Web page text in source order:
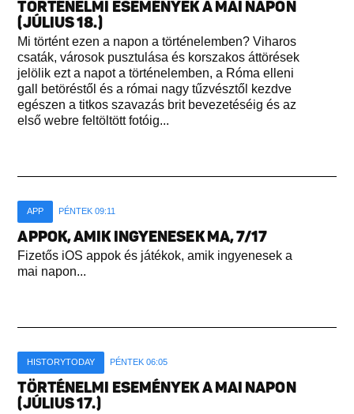
TÖRTÉNELMI ESEMÉNYEK A MAI NAPON
(JÚLIUS 18.)
Mi történt ezen a napon a történelemben? Viharos
csaták, városok pusztulása és korszakos áttörések
jelölik ezt a napot a történelemben, a Róma elleni
gall betöréstől és a római nagy tűzvésztől kezdve
egészen a titkos szavazás brit bevezetéséig és az
első webre feltöltött fotóig...
APP PÉNTEK 09:11
APPOK, AMIK INGYENESEK MA, 7/17
Fizetős iOS appok és játékok, amik ingyenesek a
mai napon...
HISTORYTODAY PÉNTEK 06:05
TÖRTÉNELMI ESEMÉNYEK A MAI NAPON
(JÚLIUS 17.)